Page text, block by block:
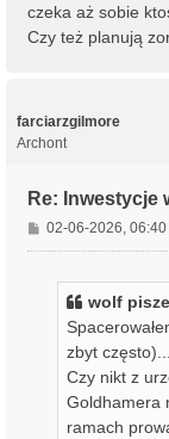
czeka aż sobie
Czy też planują
farciarzgilmore
Archont
Re: Inwestycje
P
o
02-06-2026, 06:40
wolf
zbyt
Czy nikt z
Goldhamera
ramach